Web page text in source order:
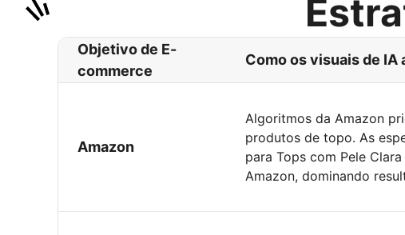
Objetivo de E-
commerce
Como os visuais de IA
Amazon
Algoritmos da Amazon
produtos de topo. As
para Tops com Pele
Amazon, dominando